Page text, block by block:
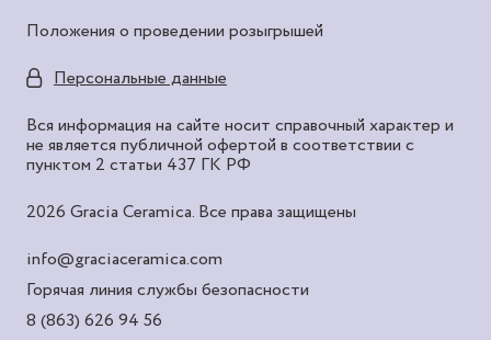
Положения о проведении розыгрышей
Персональные данные
Вся информация на сайте носит справочный характер и
не является публичной офертой в соответствии с
пунктом 2 статьи 437 ГК РФ
2026 Gracia Ceramica. Все права защищены
info@graciaceramica.com
Горячая линия службы безопасности
8 (863) 626 94 56